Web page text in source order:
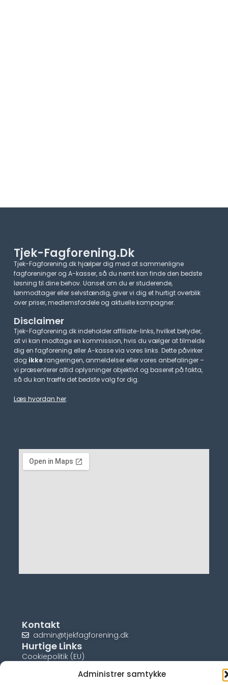
Administrer samtykke
Tjek-Fagforening.dk
Tjek-Fagforening.dk hjælper dig med at sammenligne
fagforeninger og A-kasser, så du nemt kan finde den bedste
løsning til dine behov. Uanset om du er studerende,
lønmodtager eller selvstændig, giver vi dig et hurtigt overblik
over priser, medlemsfordele og aktuelle kampagner.​
Disclaimer
Tjek-Fagforening.dk indeholder affiliate-links, hvilket betyder,
at vi kan modtage en kommission, hvis du vælger at tilmelde
dig en fagforening eller A-kasse via vores links. Dette påvirker
dog ikkerangeringen, anmeldelser eller vores anbefalinger –
vi præsenterer altid oplysninger objektivt og baseret på fakta,
så du kan træffe det bedste valg for dig.
Læs hvordan her.
Kontakt
admin@tjekfagforening.dk
Hurtige Links
Cookiepolitik (EU)